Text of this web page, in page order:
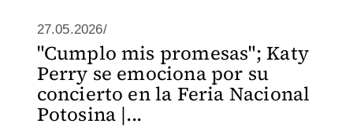
27.05.2026/
"Cumplo mis promesas"; Katy
Perry se emociona por su
concierto en la Feria Nacional
Potosina |...